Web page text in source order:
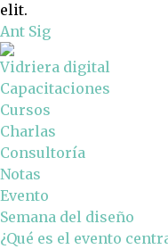
elit.
Ant Sig
Vidriera digital
Capacitaciones
Cursos
Charlas
Consultoría
Notas
Evento
Semana del diseño
¿Qué es el evento